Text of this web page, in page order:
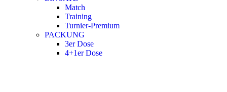
Match
Training
Turnier-Premium
PACKUNG
3er Dose
4+1er Dose